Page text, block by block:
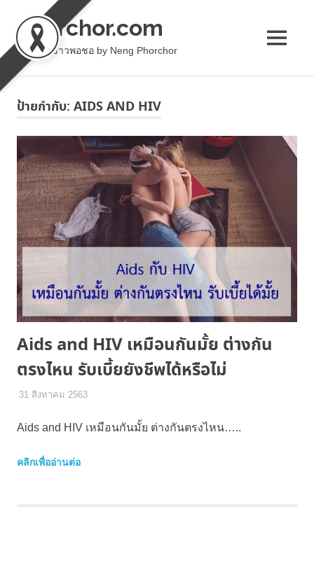
Skip
phorchor.com
ล้านเล่าชาวพอชอ by Neng Phorchor MENU
ป้ายกำกับ: AIDS AND HIV
Aids and HIV เหมือนกันมั้ย ต่างกัน
ตรงไหน รับเบี้ยยังชีพได้หรือไม่
31 สิงหาคม 2563เหน่ง พอชอ
พัฒนาชุมชน
Aids and HIV เหมือนกันมั้ย ต่างกันตรงไหน…..
คลิกเพื่ออ่านต่อ